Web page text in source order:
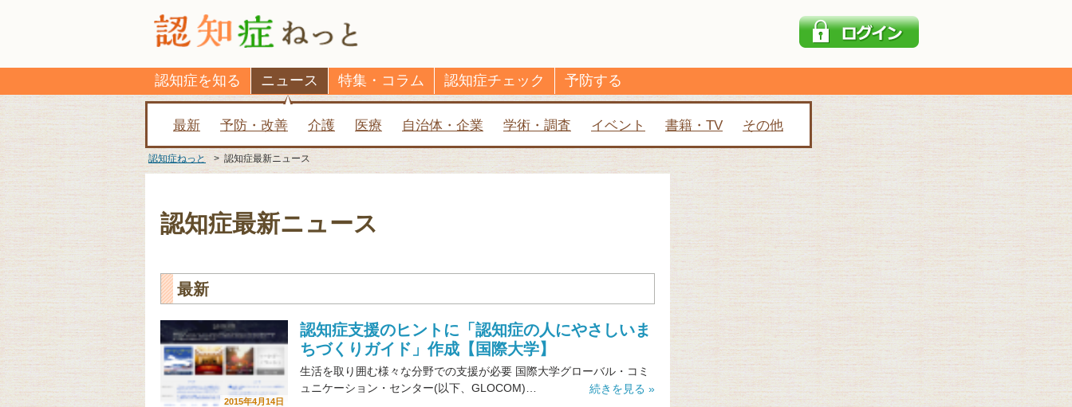
認知症を知る ニュース
最新 予防・改善 介護 医療 自治体・企業 学術・調査 イベント 書籍・TV その他
特集・コラム 認知症チェック 予防する
認知症ねっと > 認知症最新ニュース
認知症最新ニュース
最新
2015年4月14日
認知症支援のヒントに「認知症の人にやさしいま
ちづくりガイド」作成【国際大学】
生活を取り囲む様々な分野での支援が必要 国際大学グローバル・コミ
ュニケーション・センター(以下、GLOCOM)…
続きを見る »